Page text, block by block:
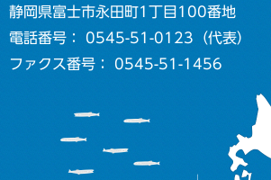
静岡県富士市永田町1丁目100番地
電話番号： 0545-51-0123（代表）
ファクス番号： 0545-51-1456